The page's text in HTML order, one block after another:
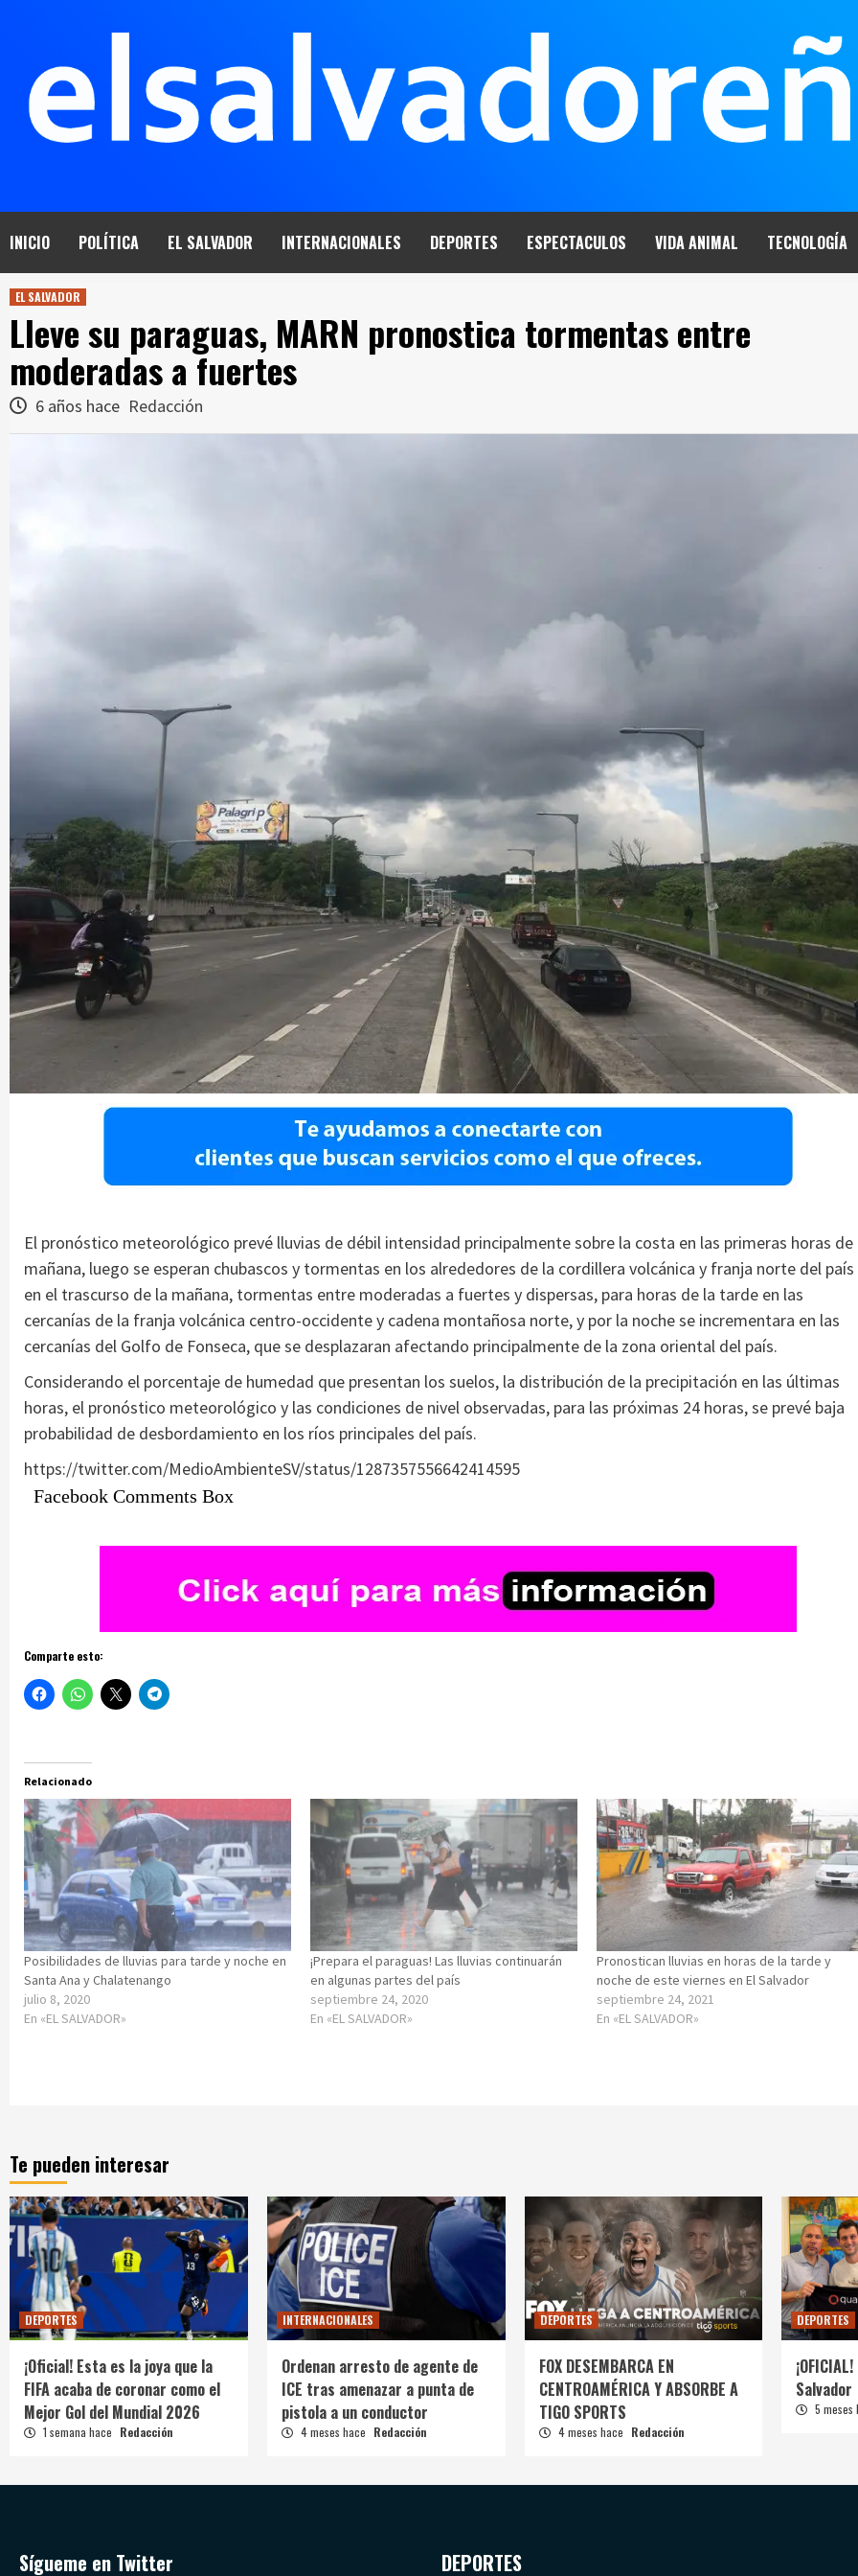
INICIO POLÍTICA EL SALVADOR INTERNACIONALES DEPORTES ESPECTACULOS VIDA ANIMAL TECNOLOGÍA
EL SALVADOR
Lleve su paraguas, MARN pronostica tormentas entre
moderadas a fuertes
6 años hace Redacción
El pronóstico meteorológico prevé lluvias de débil intensidad principalmente sobre la costa en las primeras horas de
mañana, luego se esperan chubascos y tormentas en los alrededores de la cordillera volcánica y franja norte del país
en el trascurso de la mañana, tormentas entre moderadas a fuertes y dispersas, para horas de la tarde en las
cercanías de la franja volcánica centro-occidente y cadena montañosa norte, y por la noche se incrementara en las
cercanías del Golfo de Fonseca, que se desplazaran afectando principalmente de la zona oriental del país.
Considerando el porcentaje de humedad que presentan los suelos, la distribución de la precipitación en las últimas
horas, el pronóstico meteorológico y las condiciones de nivel observadas, para las próximas 24 horas, se prevé baja
probabilidad de desbordamiento en los ríos principales del país.
https://twitter.com/MedioAmbienteSV/status/1287357556642414595
Facebook Comments Box
Comparte esto:
Relacionado
Posibilidades de lluvias para tarde y noche en
Santa Ana y Chalatenango
julio 8, 2020
En «EL SALVADOR»
¡Prepara el paraguas! Las lluvias continuarán
en algunas partes del país
septiembre 24, 2020
En «EL SALVADOR»
Pronostican lluvias en horas de la tarde y
noche de este viernes en El Salvador
septiembre 24, 2021
En «EL SALVADOR»
Te pueden interesar
DEPORTES
¡Oficial! Esta es la joya que la
FIFA acaba de coronar como el
Mejor Gol del Mundial 2026
1 semana hace Redacción
INTERNACIONALES
Ordenan arresto de agente de
ICE tras amenazar a punta de
pistola a un conductor
4 meses hace Redacción
DEPORTES
FOX DESEMBARCA EN
CENTROAMÉRICA Y ABSORBE A
TIGO SPORTS
4 meses hace Redacción
DEPORTES
Salvador
5
Sígueme en Twitter DEPORTES